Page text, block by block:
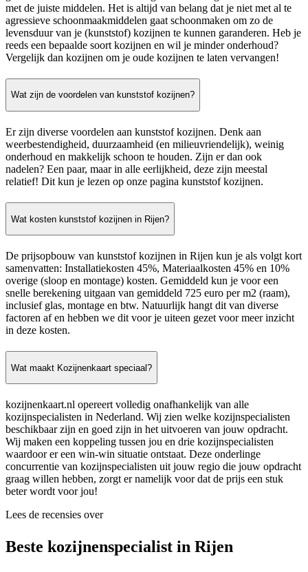
met de juiste middelen. Het is altijd van belang dat je niet met al te
agressieve schoonmaakmiddelen gaat schoonmaken om zo de
levensduur van je (kunststof) kozijnen te kunnen garanderen. Heb je
reeds een bepaalde soort kozijnen en wil je minder onderhoud?
Vergelijk dan kozijnen om je oude kozijnen te laten vervangen!
Wat zijn de voordelen van kunststof kozijnen?
Er zijn diverse voordelen aan kunststof kozijnen. Denk aan
weerbestendigheid, duurzaamheid (en milieuvriendelijk), weinig
onderhoud en makkelijk schoon te houden. Zijn er dan ook
nadelen? Een paar, maar in alle eerlijkheid, deze zijn meestal
relatief! Dit kun je lezen op onze pagina kunststof kozijnen.
Wat kosten kunststof kozijnen in Rijen?
De prijsopbouw van kunststof kozijnen in Rijen kun je als volgt kort
samenvatten: Installatiekosten 45%, Materiaalkosten 45% en 10%
overige (sloop en montage) kosten. Gemiddeld kun je voor een
snelle berekening uitgaan van gemiddeld 725 euro per m2 (raam),
inclusief glas, montage en btw. Natuurlijk hangt dit van diverse
factoren af en hebben we dit voor je uiteen gezet voor meer inzicht
in deze kosten.
Wat maakt Kozijnenkaart speciaal?
kozijnenkaart.nl opereert volledig onafhankelijk van alle
kozijnspecialisten in Nederland. Wij zien welke kozijnspecialisten
beschikbaar zijn en goed zijn in het uitvoeren van jouw opdracht.
Wij maken een koppeling tussen jou en drie kozijnspecialisten
waardoor er een win-win situatie ontstaat. Deze onderlinge
concurrentie van kozijnspecialisten uit jouw regio die jouw opdracht
graag willen hebben, zorgt er namelijk voor dat de prijs een stuk
beter wordt voor jou!
Lees de recensies over
Beste kozijnenspecialist in Rijen